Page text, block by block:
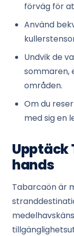
förväg för
Använd
Undvik de
sommaren,
områden.
Om du
med sig en
Upptäck
hands
Tabarcaön är